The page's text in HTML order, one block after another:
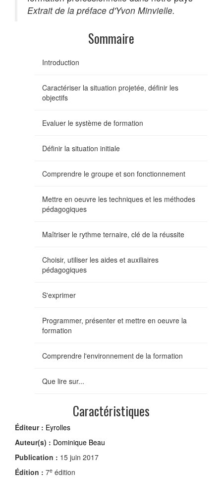
Extrait de la préface d'Yvon Minvielle.
Sommaire
Introduction
Caractériser la situation projetée, définir les
objectifs
Evaluer le système de formation
Définir la situation initiale
Comprendre le groupe et son fonctionnement
Mettre en oeuvre les techniques et les méthodes
pédagogiques
Maîtriser le rythme ternaire, clé de la réussite
Choisir, utiliser les aides et auxiliaires
pédagogiques
S'exprimer
Programmer, présenter et mettre en oeuvre la
formation
Comprendre l'environnement de la formation
Que lire sur...
Caractéristiques
Éditeur : Eyrolles
Auteur(s) : Dominique Beau
Publication : 15 juin 2017
Édition : 7e édition